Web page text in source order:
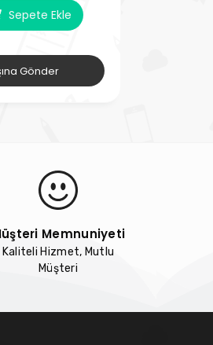
Sepete Ekle
Gönder
Memnuniyeti
Kaliteli Hizmet, Mutlu
Müşteri